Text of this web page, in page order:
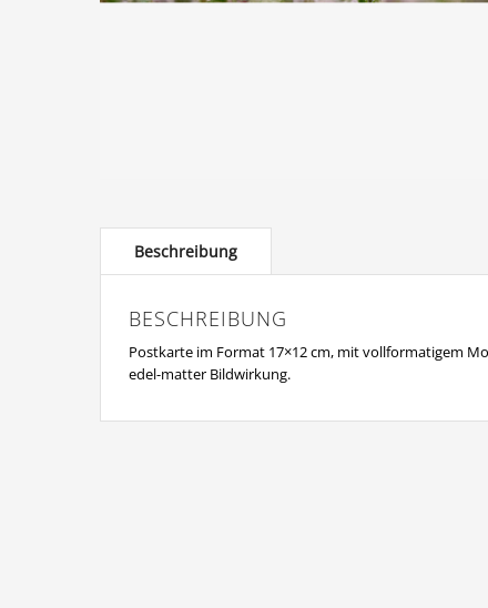
BESCHREIBUNG
Postkarte im Format 17×12 cm, mit vollformatigem
edel-matter Bildwirkung.